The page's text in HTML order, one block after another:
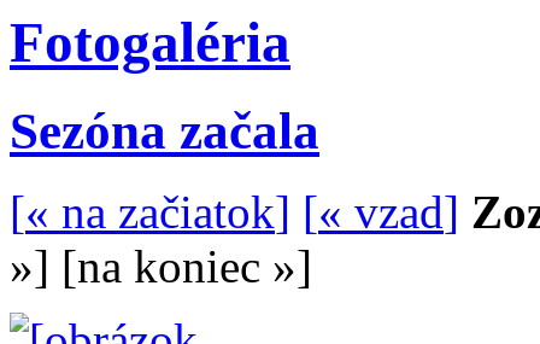
Fotogaléria
Sezóna začala
[« na začiatok] [« vzad]
»] [na koniec »]